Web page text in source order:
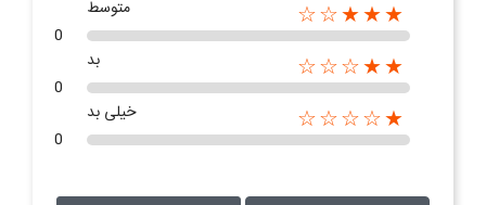
★★★☆☆
متوسط
0
★★☆☆☆
بد
0
★☆☆☆☆
خیلی بد
0